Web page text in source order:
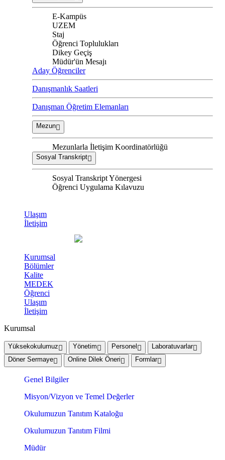
E-Kampüs
UZEM
Staj
Öğrenci Toplulukları
Dikey Geçiş
Müdür'ün Mesajı
Aday Öğrenciler
Danışmanlık Saatleri
Danışman Öğretim Elemanları
Mezun
Mezunlarla İletişim Koordinatörlüğü
Sosyal Transkript
Sosyal Transkript Yönergesi
Öğrenci Uygulama Kılavuzu
Ulaşım
İletişim
Kurumsal
Bölümler
Kalite
MEDEK
Öğrenci
Ulaşım
İletişim
Kurumsal
Yüksekokulumuz Yönetim Personel
Laboratuvarlar
Döner Sermaye
Online Dilek Öneri Formlar
Genel Bilgiler
Misyon/Vizyon ve Temel Değerler
Okulumuzun Tanıtım Kataloğu
Okulumuzun Tanıtım Filmi
Müdür